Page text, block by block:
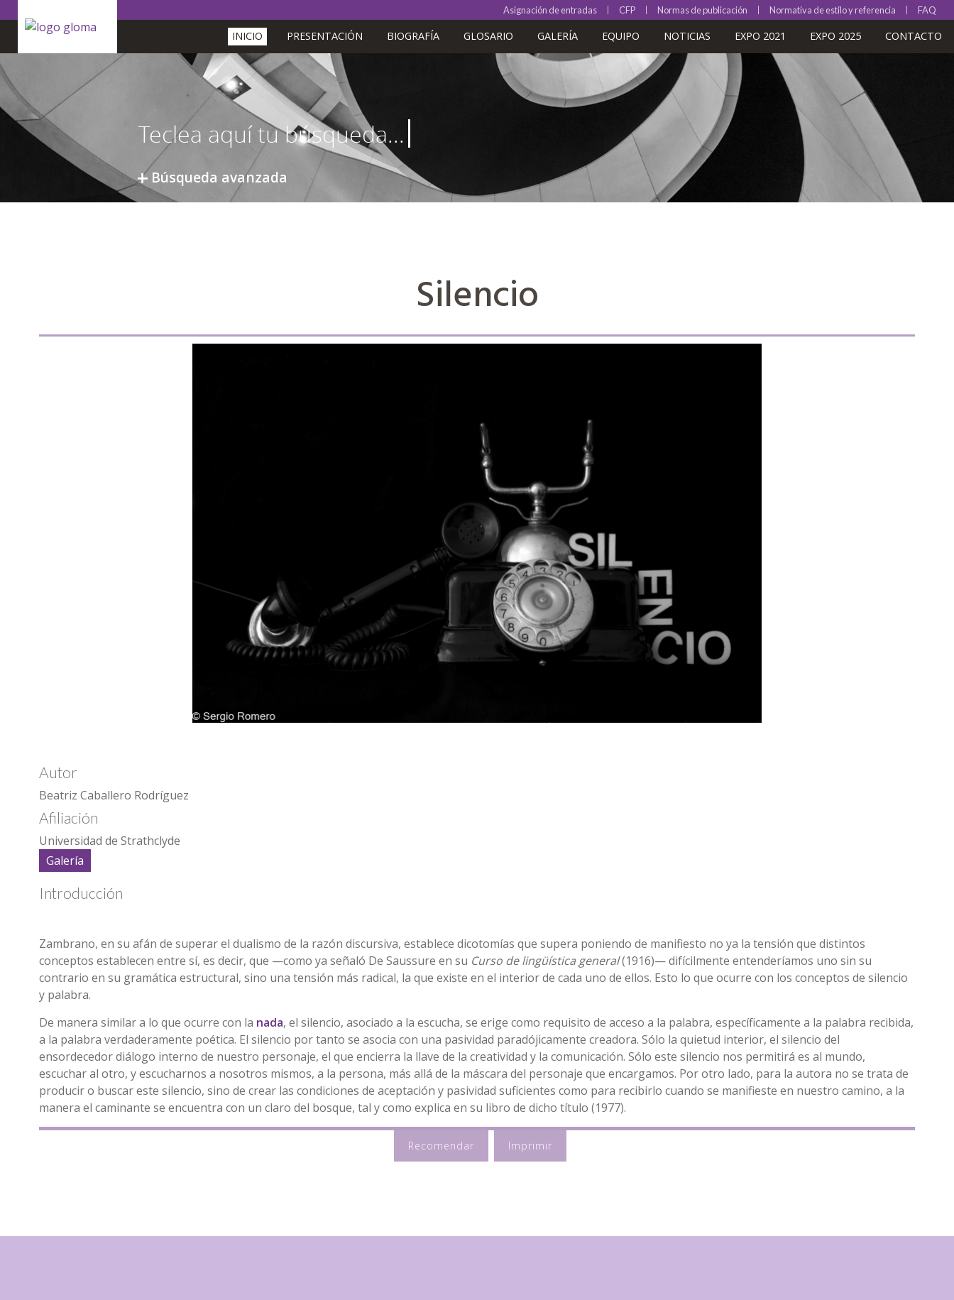
Asignación de entradas CFP Normas de publicación Normativa de estilo y referencia FAQ
INICIO PRESENTACIÓN BIOGRAFÍA GLOSARIO GALERÍA EQUIPO NOTICIAS EXPO 2021 EXPO 2025 CONTACTO
Búsqueda avanzada
Silencio
Autor
Beatriz Caballero Rodríguez
Afiliación
Universidad de Strathclyde
Galería
Introducción
Zambrano, en su afán de superar el dualismo de la razón discursiva, establece dicotomías que supera poniendo de manifiesto no ya la tensión que distintos
conceptos establecen entre sí, es decir, que —como ya señaló De Saussure en su Curso de lingüística general(1916)— difícilmente entenderíamos uno sin su
contrario en su gramática estructural, sino una tensión más radical, la que existe en el interior de cada uno de ellos. Esto lo que ocurre con los conceptos de silencio
y palabra.
De manera similar a lo que ocurre con la nada, el silencio, asociado a la escucha, se erige como requisito de acceso a la palabra, específicamente a la palabra recibida,
a la palabra verdaderamente poética. El silencio por tanto se asocia con una pasividad paradójicamente creadora. Sólo la quietud interior, el silencio del
ensordecedor diálogo interno de nuestro personaje, el que encierra la llave de la creatividad y la comunicación. Sólo este silencio nos permitirá es al mundo,
escuchar al otro, y escucharnos a nosotros mismos, a la persona, más allá de la máscara del personaje que encargamos. Por otro lado, para la autora no se trata de
producir o buscar este silencio, sino de crear las condiciones de aceptación y pasividad suficientes como para recibirlo cuando se manifieste en nuestro camino, a la
manera el caminante se encuentra con un claro del bosque, tal y como explica en su libro de dicho título (1977).
Recomendar Imprimir